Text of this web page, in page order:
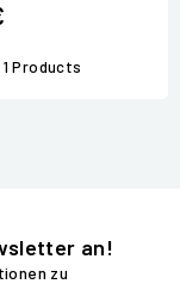
1 Products
an!
zu